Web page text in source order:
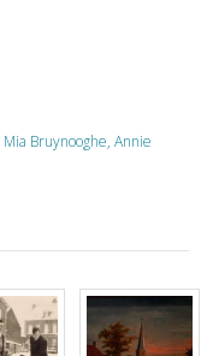
Mia Bruynooghe, Annie